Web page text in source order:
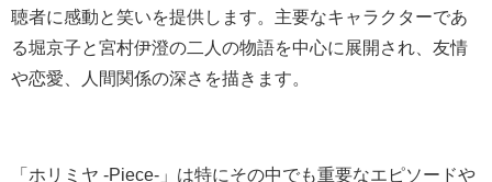
聴者に感動と笑いを提供します。主要なキャラクターであ
る堀京子と宮村伊澄の二人の物語を中心に展開され、友情
や恋愛、人間関係の深さを描きます。
「ホリミヤ -Piece-」は特にその中でも重要なエピソードや